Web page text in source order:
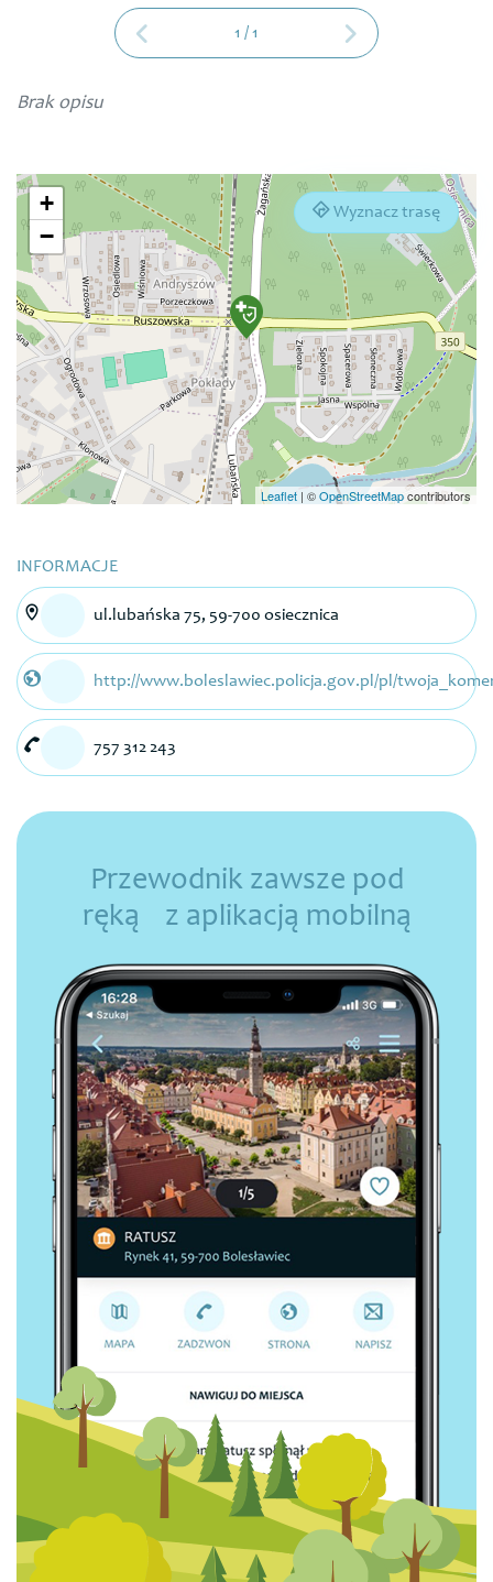
1 /1
Brak opisu
Wyznacz trasę
+
−
Leaflet | ©OpenStreetMapcontributors
INFORMACJE
ul.lubańska 75, 59-700 osiecznica
http://www.boleslawiec.policja.gov.pl/pl/
757 312 243
Przewodnik zawsze pod
ręką z aplikacją mobilną